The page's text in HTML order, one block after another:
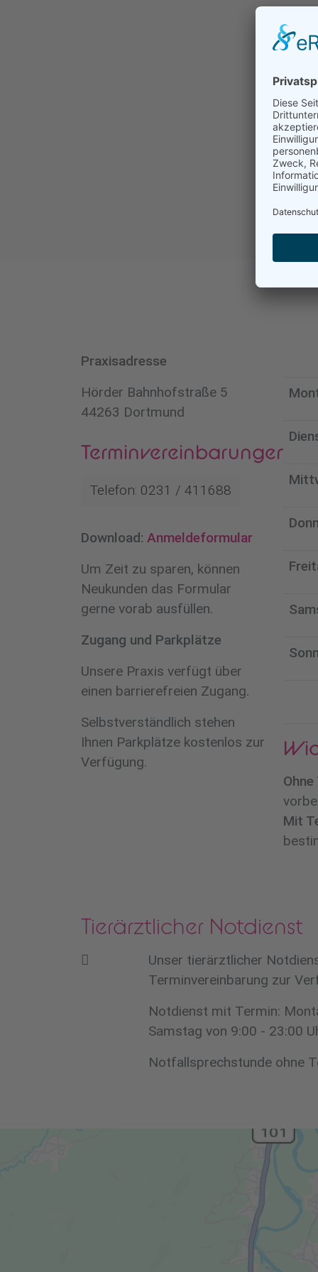
Praxisadresse
Hörder Bahnhofstraße 5
44263 Dortmund
Terminvereinbarungen
Telefon: 0231 / 411688
Download: Anmeldeformular
Um Zeit zu sparen, können
Neukunden das Formular
gerne vorab ausfüllen.
Zugang und Parkplätze
Unsere Praxis verfügt über
einen barrierefreien Zugang.
Selbstverständlich stehen
Ihnen Parkplätze kostenlos zur
Verfügung.
Mit
Tierärztlicher Notdienst
Unser tierärztlicher
Terminvereinbarung zur
Notdienst mit Termin:
Samstag von 9:00 - 23:00
Notfallsprechstunde ohne